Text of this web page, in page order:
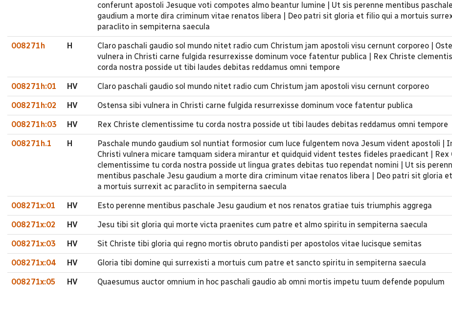
conferunt apostoli Jesuque voti compotes almo beantur lumine | Ut sis perenne mentibus
gaudium a morte dira criminum vitae renatos libera | Deo patri sit gloria et filio qui a mortuis
paraclito in sempiterna saecula
008271h H
Claro paschali gaudio sol mundo nitet radio cum Christum jam apostoli visu cernunt corporeo |
vulnera in Christi carne fulgida resurrexisse dominum voce fatentur publica | Rex Christe
corda nostra posside ut tibi laudes debitas reddamus omni tempore
008271h:01 HV Claro paschali gaudio sol mundo nitet radio cum Christum jam apostoli visu cernunt corporeo
008271h:02 HV Ostensa sibi vulnera in Christi carne fulgida resurrexisse dominum voce fatentur publica
008271h:03 HV Rex Christe clementissime tu corda nostra posside ut tibi laudes debitas reddamus omni tempore
008271h.1 H
Paschale mundo gaudium sol nuntiat formosior cum luce fulgentem nova Jesum vident apostoli |
Christi vulnera micare tamquam sidera mirantur et quidquid vident testes fideles praedicant | Rex
clementissime tu corda nostra posside ut lingua grates debitas tuo rependat nomini | Ut sis
mentibus paschale Jesu gaudium a morte dira criminum vitae renatos libera | Deo patri sit gloria
a mortuis surrexit ac paraclito in sempiterna saecula
008271x:01 HV Esto perenne mentibus paschale Jesu gaudium et nos renatos gratiae tuis triumphis aggrega
008271x:02 HV Jesu tibi sit gloria qui morte victa praenites cum patre et almo spiritu in sempiterna saecula
008271x:03 HV Sit Christe tibi gloria qui regno mortis obruto pandisti per apostolos vitae lucisque semitas
008271x:04 HV Gloria tibi domine qui surrexisti a mortuis cum patre et sancto spiritu in sempiterna saecula
008271x:05 HV Quaesumus auctor omnium in hoc paschali gaudio ab omni mortis impetu tuum defende populum